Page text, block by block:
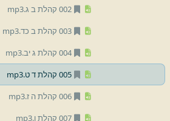
002 קהלת ב ג.
mp3
003 קהלת ב כד.
mp3
004 קהלת ג יב.
mp3
005 קהלת ד ט.
mp3
006 קהלת ה ז.
mp3
007 קהלת ו.
mp3